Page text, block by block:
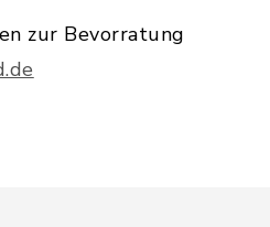
zur Bevorratung